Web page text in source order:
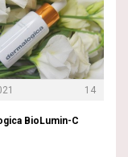
14
BioLumin-C